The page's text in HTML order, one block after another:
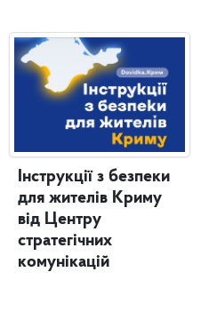
Інструкції з безпеки
для жителів Криму
від Центру
стратегічних
комунікацій